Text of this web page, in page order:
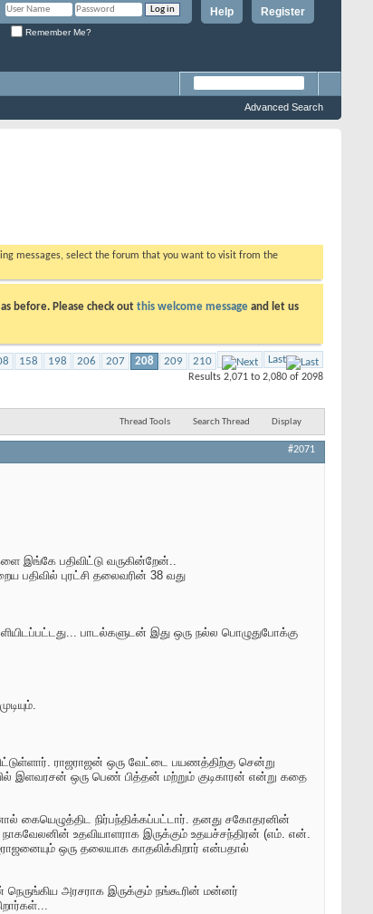
Register
Help
Remember Me?
Advanced Search
messages, select the forum that you want to visit from the
before. Please check out this welcome message and let us
158 198 206 207 208 209 210 Last
Results 2,071 to 2,080 of 2098
Thread Tools Search Thread Display
#2071
இங்கே பதிவிட்டு வருகின்றேன்..
புரட்சி தலைவரின் 38 வது
பாடல்களுடன் இது ஒரு நல்ல பொழுதுபோக்கு
ராஜராஜன் ஒரு வேட்டை பயணத்திற்கு சென்று
இளவரசன் ஒரு பெண் பித்தன் மற்றும் குடிகாரன் என்று கதை
கையெழுத்திட நிர்பந்திக்கப்பட்டார். தனது சகோதரனின்
உதவியாளராக இருக்கும் உதயச்சந்திரன் (எம். என்.
ஒரு தலையாக காதலிக்கிறார் என்பதால்
அரசராக இருக்கும் நங்கூரின் மன்னர்